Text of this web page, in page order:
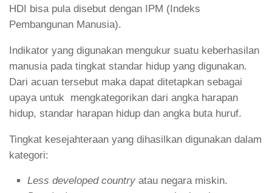
HDI bisa pula disebut dengan IPM (Indeks
Pembangunan Manusia).
Indikator yang digunakan mengukur suatu keberhasilan
manusia pada tingkat standar hidup yang digunakan.
Dari acuan tersebut maka dapat ditetapkan sebagai
upaya untuk mengkategorikan dari angka harapan
hidup, standar harapan hidup dan angka buta huruf.
Tingkat kesejahteraan yang dihasilkan digunakan dalam
kategori:
Less developed country atau negara miskin.